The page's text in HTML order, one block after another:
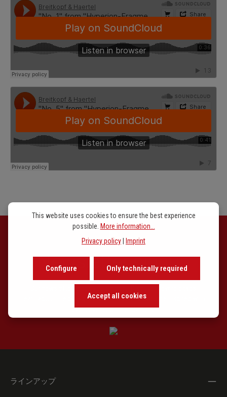
Newsletter signup
learn about the background of music and become inspired with
exclusive recommendations.
ラインアップ
This website uses cookies to ensure the best experience
possible. More information...
Privacy policy
Imprint
Only technically required
Configure
Accept all cookies